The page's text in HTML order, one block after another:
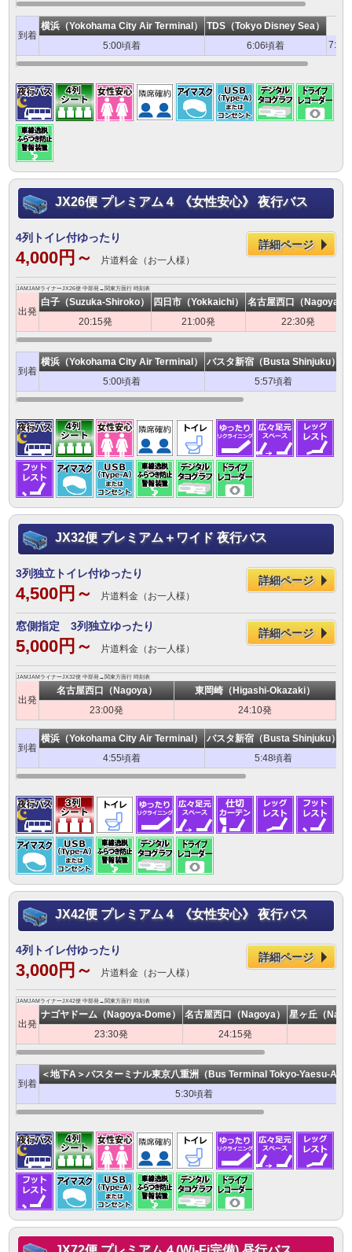
到着
横浜（Yokohama City Air Terminal）
TDS（Tokyo Disney Sea）
5:00頃着
6:06頃着 7:00
JX26便 プレミアム４ 《女性安心》 夜行バス
4列トイレ付ゆったり
4,000円～ 片道料金（お一人様）
詳細ページ
JAMJAMライナーJX26便 中部発→関東方面行 時刻表
出発
白子（Suzuka-Shiroko） 四日市（Yokkaichi）
名古屋西口（Nagoya）
20:15発
21:00発 22:30発
到着
横浜（Yokohama City Air Terminal） バスタ新宿（Busta Shinjuku）
5:00頃着
5:57頃着
JX32便 プレミアム＋ワイド 夜行バス
3列独立トイレ付ゆったり
4,500円～ 片道料金（お一人様）
詳細ページ
窓側指定 3列独立ゆったり
5,000円～ 片道料金（お一人様）
詳細ページ
JAMJAMライナーJX32便 中部発→関東方面行 時刻表
出発
名古屋西口（Nagoya）
東岡崎（Higashi-Okazaki）
23:00発
24:10発
到着
横浜（Yokohama City Air Terminal） バスタ新宿（Busta Shinjuku）
4:55頃着
5:48頃着
JX42便 プレミアム４ 《女性安心》 夜行バス
4列トイレ付ゆったり
3,000円～ 片道料金（お一人様）
詳細ページ
JAMJAMライナーJX42便 中部発→関東方面行 時刻表
出発
ナゴヤドーム（Nagoya-Dome） 名古屋西口（Nagoya）
星ヶ丘（
23:30発
24:15発
到着
＜地下A＞バスターミナル東京八重洲（Bus Terminal Tokyo-Yaesu-A）
5:30頃着